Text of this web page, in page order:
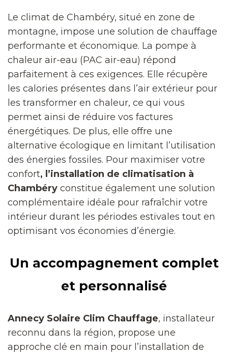
Le climat de Chambéry, situé en zone de
montagne, impose une solution de chauffage
performante et économique. La pompe à
chaleur air-eau (PAC air-eau) répond
parfaitement à ces exigences. Elle récupère
les calories présentes dans l’air extérieur pour
les transformer en chaleur, ce qui vous
permet ainsi de réduire vos factures
énergétiques. De plus, elle offre une
alternative écologique en limitant l’utilisation
des énergies fossiles. Pour maximiser votre
confort, l’installation de climatisation à
Chambéry constitue également une solution
complémentaire idéale pour rafraîchir votre
intérieur durant les périodes estivales tout en
optimisant vos économies d’énergie.
Un accompagnement complet
et personnalisé
Annecy Solaire Clim Chauffage, installateur
reconnu dans la région, propose une
approche clé en main pour l’installation de